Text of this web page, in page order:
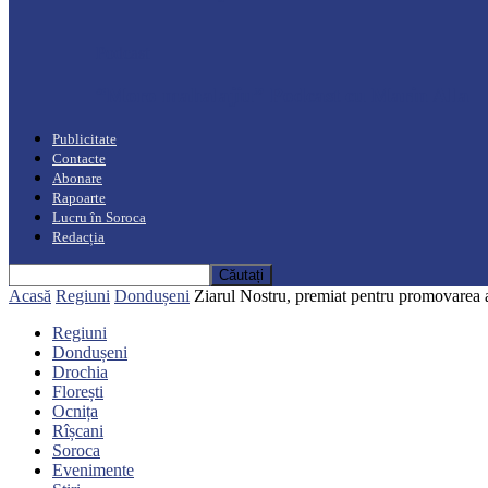
Publicitate
Contacte
Abonare
Rapoarte
Lucru în Soroca
Redacția
Acasă Regiuni Dondușeni Ziarul Nostru, premiat pentru promovarea
Regiuni
Dondușeni
Drochia
Florești
Ocnița
Rîșcani
Soroca
Evenimente